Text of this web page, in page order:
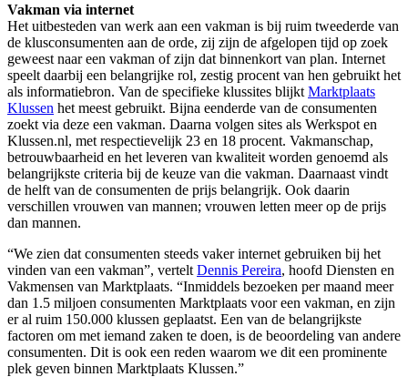
Vakman via internet
Het uitbesteden van werk aan een vakman is bij ruim tweederde van
de klusconsumenten aan de orde, zij zijn de afgelopen tijd op zoek
geweest naar een vakman of zijn dat binnenkort van plan. Internet
speelt daarbij een belangrijke rol, zestig procent van hen gebruikt het
als informatiebron. Van de specifieke klussites blijkt Marktplaats
Klussen het meest gebruikt. Bijna eenderde van de consumenten
zoekt via deze een vakman. Daarna volgen sites als Werkspot en
Klussen.nl, met respectievelijk 23 en 18 procent. Vakmanschap,
betrouwbaarheid en het leveren van kwaliteit worden genoemd als
belangrijkste criteria bij de keuze van die vakman. Daarnaast vindt
de helft van de consumenten de prijs belangrijk. Ook daarin
verschillen vrouwen van mannen; vrouwen letten meer op de prijs
dan mannen.
“We zien dat consumenten steeds vaker internet gebruiken bij het
vinden van een vakman”, vertelt Dennis Pereira, hoofd Diensten en
Vakmensen van Marktplaats. “Inmiddels bezoeken per maand meer
dan 1.5 miljoen consumenten Marktplaats voor een vakman, en zijn
er al ruim 150.000 klussen geplaatst. Een van de belangrijkste
factoren om met iemand zaken te doen, is de beoordeling van andere
consumenten. Dit is ook een reden waarom we dit een prominente
plek geven binnen Marktplaats Klussen.”